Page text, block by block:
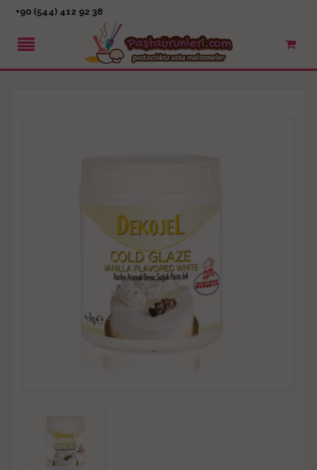
+90 (544) 412 92 38